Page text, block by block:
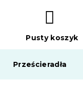
KOSZYK
Pusty koszyk
Prześcieradła